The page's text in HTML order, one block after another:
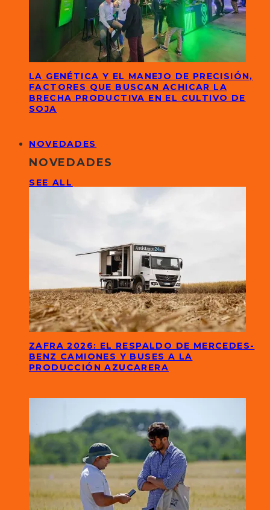
LA GENÉTICA Y EL MANEJO DE PRECISIÓN,
FACTORES QUE BUSCAN ACHICAR LA
BRECHA PRODUCTIVA EN EL CULTIVO DE
SOJA
NOVEDADES
NOVEDADES
SEE ALL
ZAFRA 2026: EL RESPALDO DE MERCEDES-
BENZ CAMIONES Y BUSES A LA
PRODUCCIÓN AZUCARERA